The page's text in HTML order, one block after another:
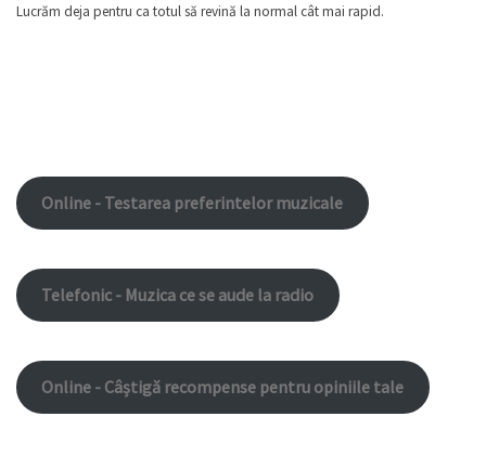
Lucrăm deja pentru ca totul să revină la normal cât mai rapid.
Online - Testarea preferintelor muzicale
Telefonic - Muzica ce se aude la radio
Online - Câștigă recompense pentru opiniile tale